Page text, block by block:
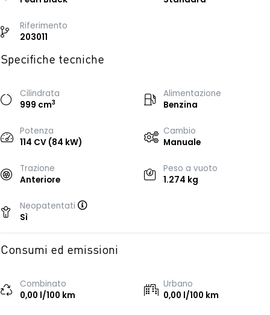
Riferimento
203011
Specifiche tecniche
Cilindrata
999 cm3
Alimentazione
Benzina
Potenza
114 CV (84 kW)
Cambio
Manuale
Trazione
Anteriore
Peso a vuoto
1.274 kg
Neopatentati
Sì
Consumi ed emissioni
Combinato
0,00 l/100 km
Urbano
0,00 l/100 km